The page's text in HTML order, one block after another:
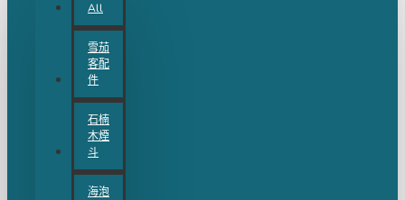
All
雪茄
客配
件
石楠
木煙
斗
海泡